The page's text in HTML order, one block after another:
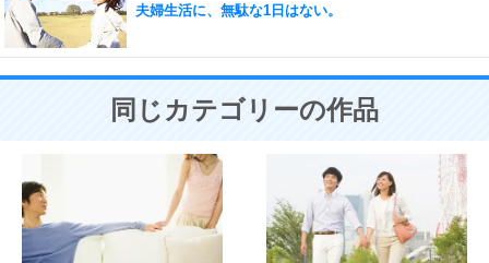
夫婦生活に、無駄な1日はない。
同じカテゴリーの作品